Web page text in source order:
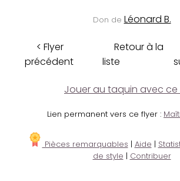
Don de Léonard B.
< Flyer
précédent
Retour à la
liste
Jouer au taquin avec ce
Lien permanent vers ce flyer :
Pièces remarquables | Aide |
de style | Contribuer